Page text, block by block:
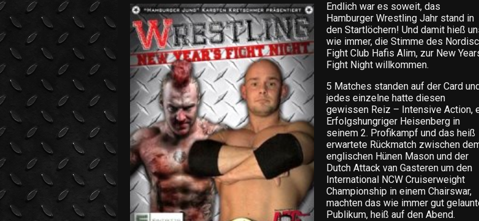
Endlich war es soweit, das
Hamburger Wrestling Jahr stand in
den Startlöchern! Und damit hieß
wie immer, die Stimme des
Fight Club Hafis Alim, zur New
Fight Night willkommen.
5 Matches standen auf der Card
jedes einzelne hatte diesen
gewissen Reiz – Intensive Action,
Erfolgshungriger Heisenberg in
seinem 2. Profikampf und das heiß
erwartete Rückmatch zwischen
englischen Hünen Mason und der
Dutch Attack van Gasteren um den
International NCW Cruiserweight
Championship in einem Chairswar,
machten das wie immer gut
Publikum, heiß auf den Abend.